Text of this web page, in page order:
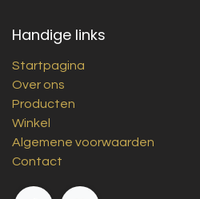
Handige links
Startpagina
Over ons
Producten
Winkel
Algemene voorwaarden
Contact